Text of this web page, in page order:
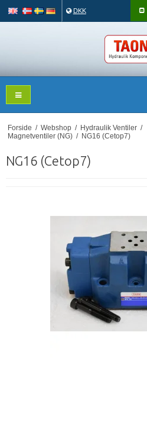
DKK
Forside / Webshop / Hydraulik Ventiler /
Magnetventiler (NG) / NG16 (Cetop7)
NG16 (Cetop7)